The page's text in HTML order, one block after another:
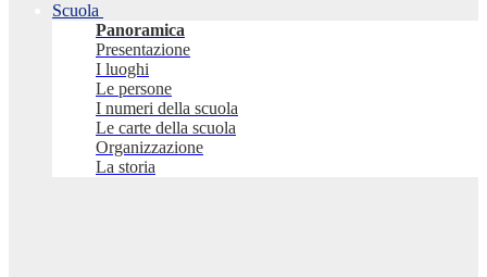
Scuola
Panoramica
Presentazione
I luoghi
Le persone
I numeri della scuola
Le carte della scuola
Organizzazione
La storia